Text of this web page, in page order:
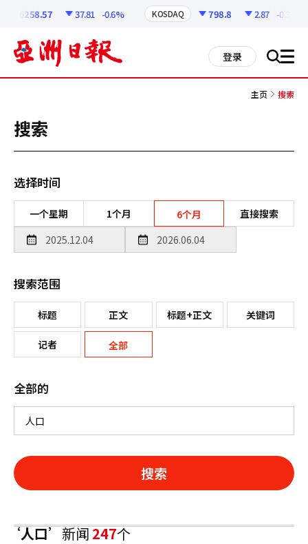
6258.57 37.81 -0.6% KOSDAQ 798.8 2.87 -0.36%
登录 搜 all
主页 搜索
搜索
选择时间
一个星期 1个月 6个月 直接搜索
搜索范围
标题 正文 标题+正文 关键词
记者 全部
全部的
搜索
‘人口’新闻247个